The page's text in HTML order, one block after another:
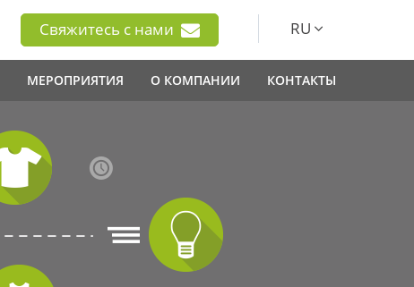
Свяжитесь с нами RU
МЕРОПРИЯТИЯ О КОМПАНИИ КОНТАКТЫ